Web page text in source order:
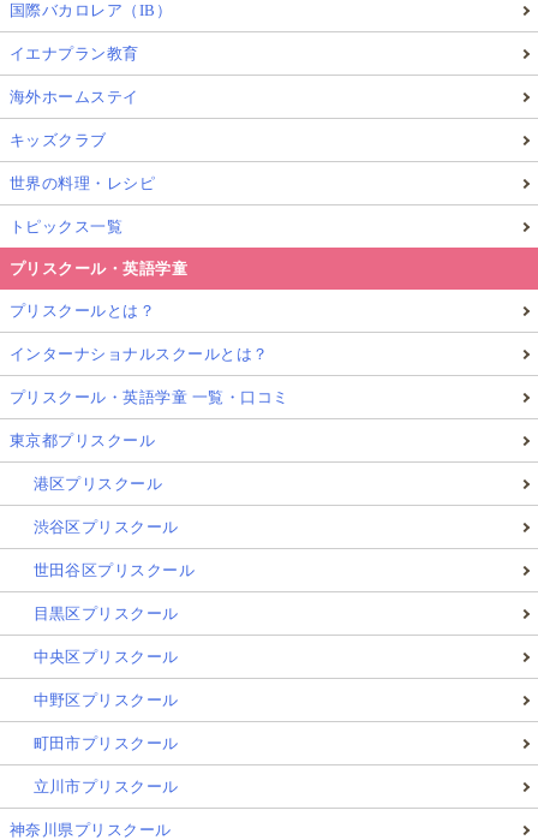
国際バカロレア（IB）
イエナプラン教育
海外ホームステイ
キッズクラブ
世界の料理・レシピ
トピックス一覧
プリスクール・英語学童
プリスクールとは？
インターナショナルスクールとは？
プリスクール・英語学童 一覧・口コミ
東京都プリスクール
港区プリスクール
渋谷区プリスクール
世田谷区プリスクール
目黒区プリスクール
中央区プリスクール
中野区プリスクール
町田市プリスクール
立川市プリスクール
神奈川県プリスクール